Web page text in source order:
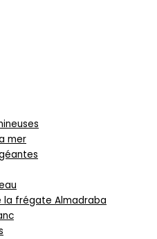
mer
la frégate Almadraba